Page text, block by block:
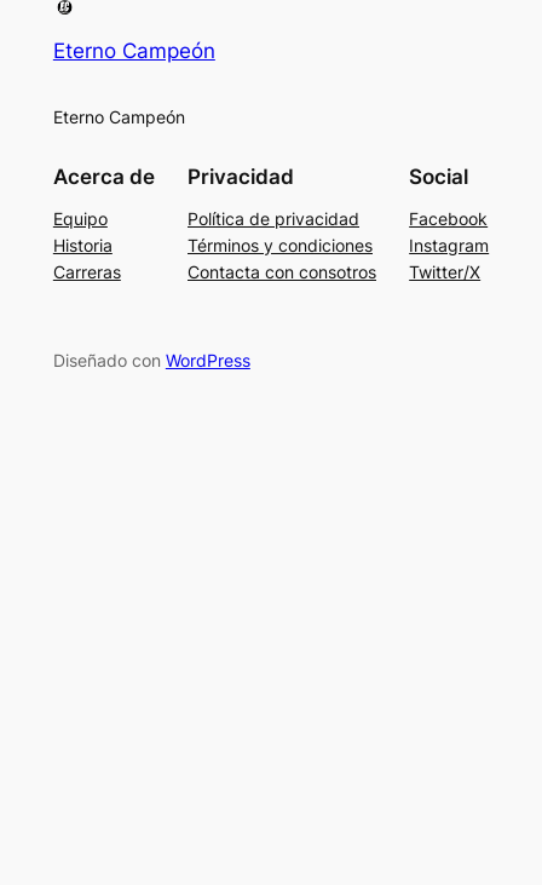
Eterno Campeón
Eterno Campeón
Acerca de
Equipo
Historia
Carreras
Privacidad
Política de privacidad
Términos y condiciones
Contacta con consotros
Social
Facebook
Instagram
Twitter/X
Diseñado con WordPress